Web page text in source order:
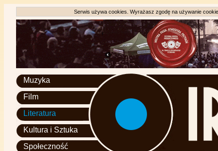
Serwis używa cookies. Wyrażasz zgodę na używanie
Muzyka
Film
Literatura
Kultura i Sztuka
Społeczność